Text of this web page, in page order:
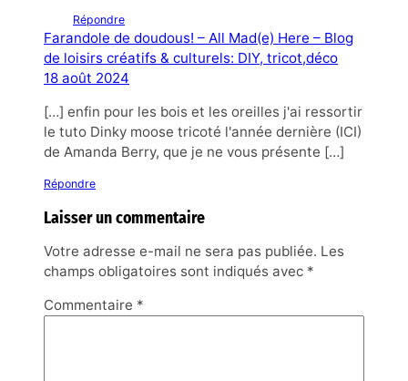
Répondre
Farandole de doudous! – All Mad(e) Here – Blog
de loisirs créatifs & culturels: DIY, tricot,déco
18 août 2024
[…] enfin pour les bois et les oreilles j'ai ressortir
le tuto Dinky moose tricoté l'année dernière (ICI)
de Amanda Berry, que je ne vous présente […]
Répondre
Laisser un commentaire
Votre adresse e-mail ne sera pas publiée. Les
champs obligatoires sont indiqués avec *
Commentaire *